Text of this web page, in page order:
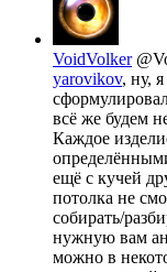
VoidVolker
yarovikov, ну,
всё же будем
Каждое
ещё с кучей
потолка не
собирать/
нужную вам
можно в